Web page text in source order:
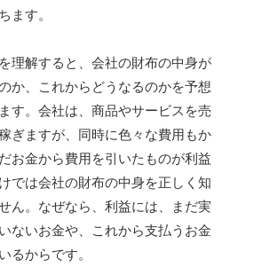
ます。
理解すると、会社の財布の中身が
か、これからどうなるのかを予想
す。会社は、商品やサービスを売
ぎますが、同時に色々な費用もか
お金から費用を引いたものが利益
では会社の財布の中身を正しく知
ん。なぜなら、利益には、まだ実
ないお金や、これから支払うお金
るからです。